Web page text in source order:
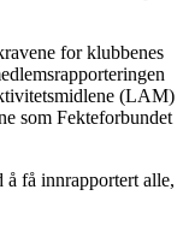
for klubbenes
(LAM)
som Fekteforbundet
få innrapportert alle,